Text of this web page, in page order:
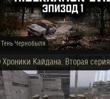
Тень Чернобыля
Хроники Кайдана. Вторая серия